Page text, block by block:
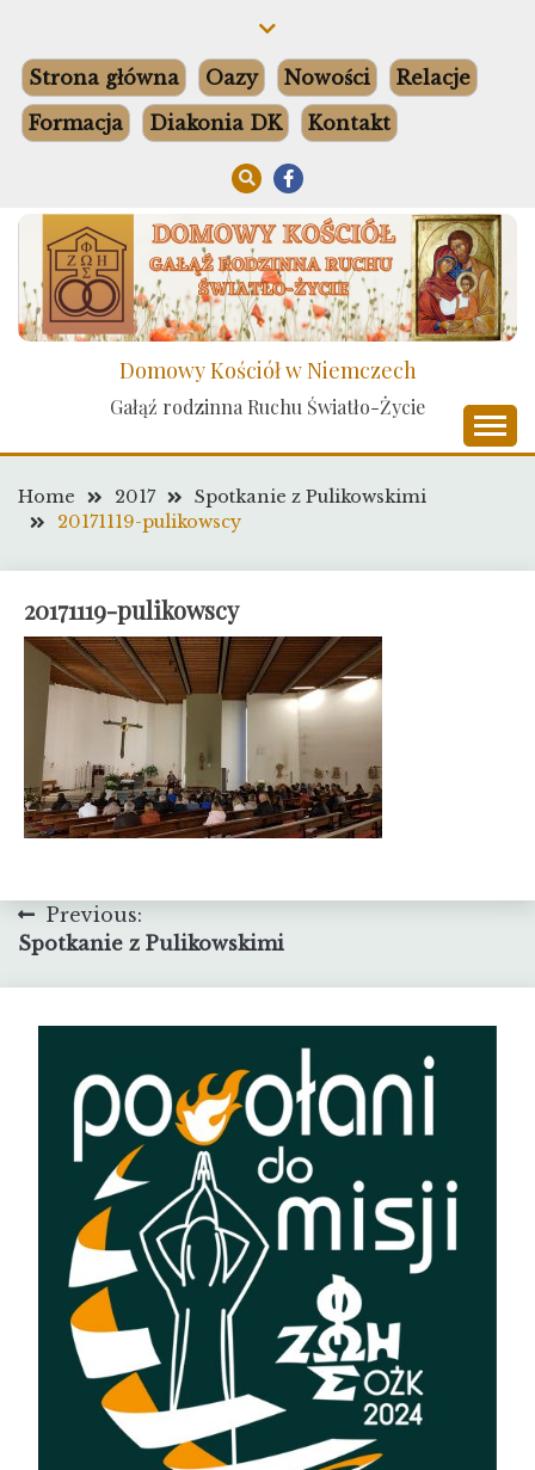
content
Strona główna Oazy Nowości
Relacje
Formacja
Diakonia DK Kontakt
Domowy Kościół w Niemczech
Gałąź rodzinna Ruchu Światło-Życie
Home 2017
Spotkanie z Pulikowskimi
20171119-pulikowscy
20171119-pulikowscy
Nawigacja
wpisu
Previous:
Spotkanie z Pulikowskimi